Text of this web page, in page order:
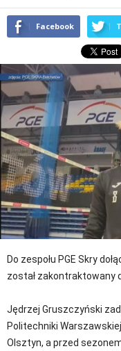
Facebook
Do zespołu PGE Skry
został zakontraktowany
Jędrzej Gruszczyński
Politechniki
Olsztyn, a przed